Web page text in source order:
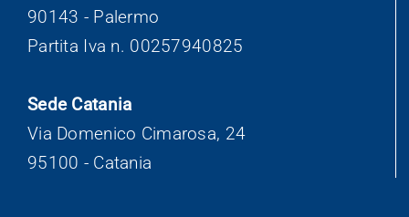
90143 - Palermo
Partita Iva n. 00257940825
Sede Catania
Via Domenico Cimarosa, 24
95100 - Catania